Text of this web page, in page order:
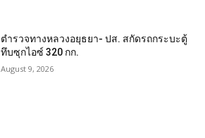
ตำรวจทางหลวงอยุธยา- ปส. สกัดรถกระบะตู้
ทึบซุกไอซ์ 320 กก.
August 9, 2026